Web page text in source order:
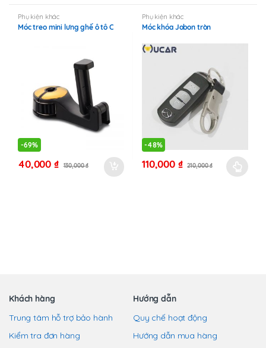
này
có
chọn
thể
được
chọn
này
có
nhiều
chọn
thể
được
chọn
Phụ kiện khác
Móc treo mini lưng ghế ô tô C
-69%
40,000₫ 130,000₫
Phụ kiện khác
Móc khóa Jobon tròn
-48%
110,000 ₫ 210,000₫
chọn
thể
được
Khách hàng
Trung tâm hỗ trợ bảo hành
Kiểm tra đơn hàng
Hướng dẫn
Quy chế hoạt động
Hướng dẫn mua hàng